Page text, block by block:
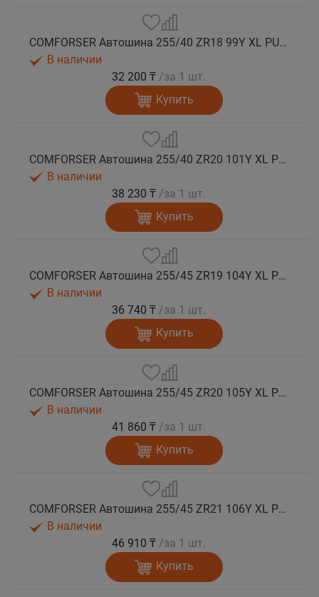
COMFORSER Автошина 255/40 ZR18 99Y XL PURESPEED лето
В наличии
32 200 ₸ /за 1 шт.
Купить
COMFORSER Автошина 255/40 ZR20 101Y XL PURESPEED лето
В наличии
38 230 ₸ /за 1 шт.
Купить
COMFORSER Автошина 255/45 ZR19 104Y XL PURESPEED лето
В наличии
36 740 ₸ /за 1 шт.
Купить
COMFORSER Автошина 255/45 ZR20 105Y XL PURESPEED лето
В наличии
41 860 ₸ /за 1 шт.
Купить
COMFORSER Автошина 255/45 ZR21 106Y XL PURESPEED лето
В наличии
46 910 ₸ /за 1 шт.
Купить